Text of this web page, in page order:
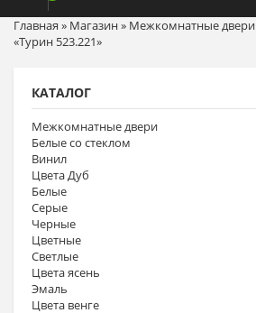
Главная » Магазин» Межкомнатные двери
«Турин 523.221»
КАТАЛОГ
Межкомнатные двери
Белые со стеклом
Винил
Цвета Дуб
Белые
Серые
Черные
Цветные
Светлые
Цвета ясень
Эмаль
Цвета венге